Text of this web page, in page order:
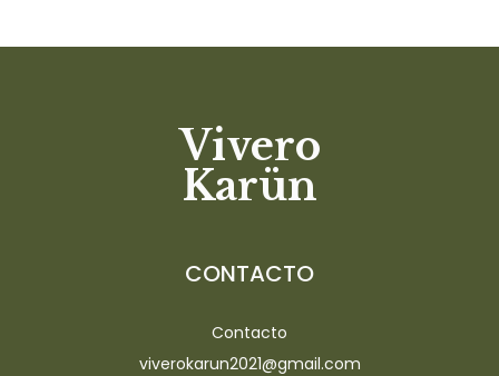
Vivero
Karün
CONTACTO
Contacto
viverokarun2021@gmail.com